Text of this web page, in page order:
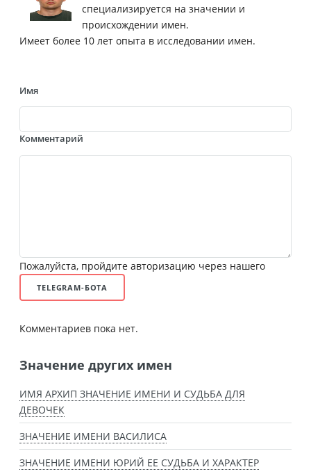
специализируется на значении и
происхождении имен.
Имеет более 10 лет опыта в исследовании имен.
Имя
Комментарий
Пожалуйста, пройдите авторизацию через нашего
TELEGRAM-БОТА
Комментариев пока нет.
Значение других имен
ИМЯ АРХИП ЗНАЧЕНИЕ ИМЕНИ И СУДЬБА ДЛЯ
ДЕВОЧЕК
ЗНАЧЕНИЕ ИМЕНИ ВАСИЛИСА
ЗНАЧЕНИЕ ИМЕНИ ЮРИЙ ЕЕ СУДЬБА И ХАРАКТЕР